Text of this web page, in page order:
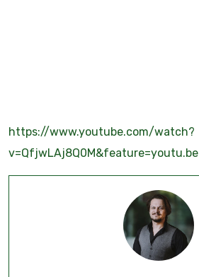
https://www.youtube.com/watch?
v=QfjwLAj8Q0M&feature=youtu.be